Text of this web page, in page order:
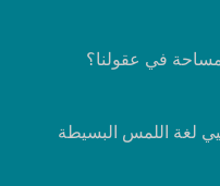
في عقولنا؟
لغة اللمس البسيطة